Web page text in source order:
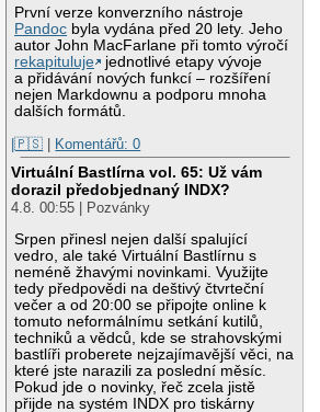
První verze konverzního nástroje
Pandoc byla vydána před 20 lety. Jeho
autor John MacFarlane při tomto výročí
rekapituluje
jednotlivé etapy vývoje
a přidávání nových funkcí – rozšíření
nejen Markdownu a podporu mnoha
dalších formátů.
|🇵🇸 | Komentářů: 0
Virtuální Bastlírna vol. 65: Už vám
dorazil předobjednaný INDX?
4.8. 00:55 | Pozvánky
Srpen přinesl nejen další spalující
vedro, ale také Virtuální Bastlírnu s
neméně žhavými novinkami. Využijte
tedy předpovědi na deštivý čtvrteční
večer a od 20:00 se připojte online k
tomuto neformálnímu setkání kutilů,
techniků a vědců, kde se strahovskými
bastlíři proberete nejzajímavější věci, na
které jste narazili za poslední měsíc.
Pokud jde o novinky, řeč zcela jistě
přijde na systém INDX pro tiskárny